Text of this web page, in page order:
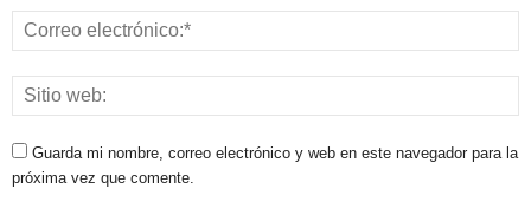
Guarda mi nombre, correo electrónico y web en este navegador para la
próxima vez que comente.